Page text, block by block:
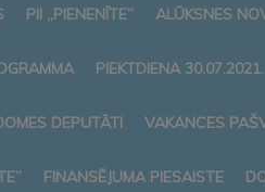
PII „PIENENĪTE” ALŪKSNES
PIEKTDIENA 30.07.2021.
DEPUTĀTI VAKANCES
FINANSĒJUMA PIESAISTE